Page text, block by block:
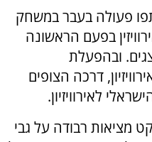
פעולה בעבר במשחק
בפעם הראשונה
ובהפעלת
דרכה הצופים
לאירוויזיון.
מציאות רבודה על גבי